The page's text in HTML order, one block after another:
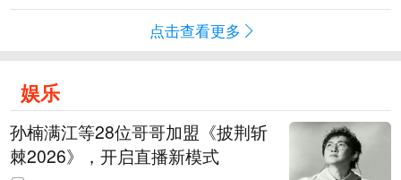
点击查看更多
娱乐
孙楠满江等28位哥哥加盟《披荆斩
棘2026》，开启直播新模式